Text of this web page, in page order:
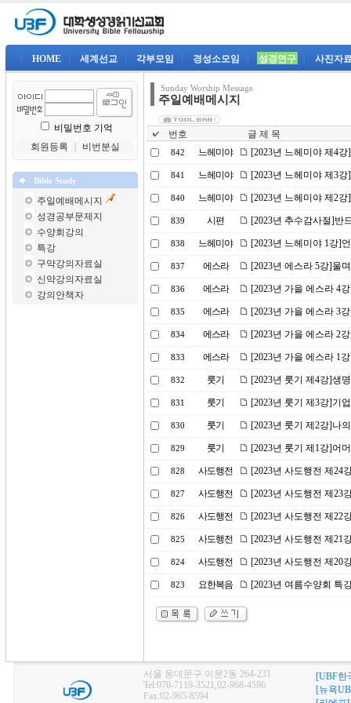
HOME 세계선교 각부모임 경성소모임 성경연구 사진자
비밀번호 기억
회원등록
비번분실
Bible Study
주일예배메시지
성경공부문제지
수양회강의
특강
구약강의자료실
신약강의자료실
강의안책자
Sunday Worship Message
주일예배메시지
번호 글 제 목
842 느헤미야 [2023년 느헤미야 제4
841 느헤미야 [2023년 느헤미야 제3
840 느헤미야 [2023년 느헤미야 제2
839 시편 [2023년 추수감사절]반
838 느헤미야 [2023년 느헤미야 1강]
837 에스라 [2023년 에스라 5강]울
836 에스라 [2023년 가을 에스라 4
835 에스라 [2023년 가을 에스라 3
834 에스라 [2023년 가을 에스라 2
833 에스라 [2023년 가을 에스라 1
832 룻기 [2023년 룻기 제4강]생
831 룻기 [2023년 룻기 제3강]기
830 룻기 [2023년 룻기 제2강]나
829 룻기 [2023년 룻기 제1강]어
828 사도행전 [2023년 사도행전 제24
827 사도행전 [2023년 사도행전 제23
826 사도행전 [2023년 사도행전 제22
825 사도행전 [2023년 사도행전 제21
824 사도행전 [2023년 사도행전 제20
823 요한복음 [2023년 여름수양회 특
서울 동대문구 이문2동 264-231
Tel:070-7119-3521,02-968-4586
Fax:02-965-8594
[UBF한
[뉴욕